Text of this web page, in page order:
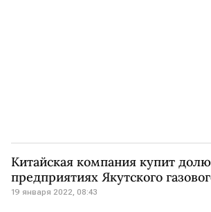
Китайская компания купит
предприятиях Якутского
19 января 2022, 08:43